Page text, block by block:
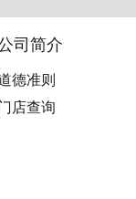
司简介
德准则
店查询